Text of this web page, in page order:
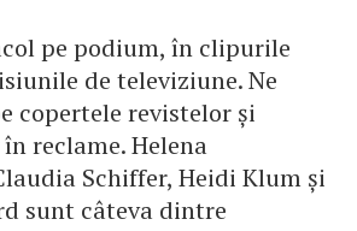
pe podium, în clipurile
de televiziune. Ne
copertele revistelor și
reclame. Helena
Schiffer, Heidi Klum și
sunt câteva dintre